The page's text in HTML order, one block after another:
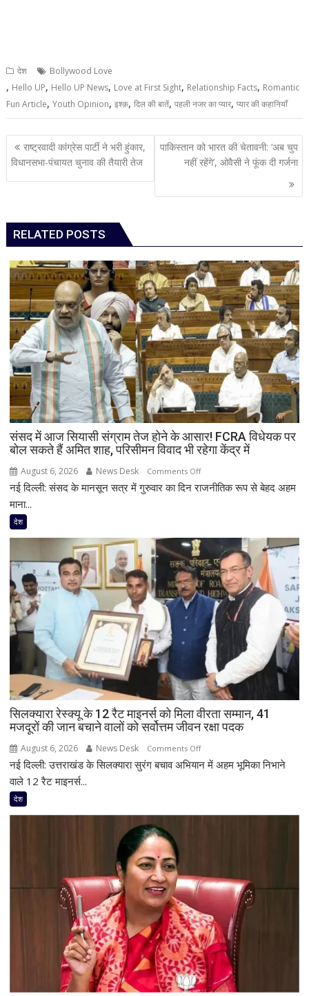
देश Bollywood Love
, Hello UP, Hello UP News, Love at First Sight, Relationship Facts, Romantic
Fun Article,Youth Opinion,इश्क़,दिल की बातें,पहली नजर का प्यार,प्यार की कहानियाँ
Post
navigation
राष्ट्रवादी कांग्रेस पार्टी ने भरी हुंकार,
विधानसभा-पंचायत चुनाव की तैयारी तेज
पाकिस्तान को भारत की चेतावनी: ‘अब चुप
नहीं रहेंगे’, ओवैसी ने फूंक दी गर्जना
RELATED POSTS
संसद में आज सियासी संग्राम तेज होने के आसार! FCRA विधेयक पर
बोल सकते हैं अमित शाह, परिसीमन विवाद भी रहेगा केंद्र में
August 6, 2026 News Desk Comments Offon
संसद
संग्राम
तेज
होने
के
आसार!
FCRA
विधेयक
पर
बोल
सकते
हैं
अमित
शाह,
परिसीमन
विवाद
नई दिल्ली: संसद के मानसून सत्र में गुरुवार का दिन राजनीतिक रूप से बेहद अहम
माना...
देश
सिलक्यारा रेस्क्यू के 12 रैट माइनर्स को मिला वीरता सम्मान, 41
मजदूरों की जान बचाने वालों को सर्वोत्तम जीवन रक्षा पदक
August 6, 2026 News Desk Comments Offon
सिलक्यारा
वीरता
सम्मान,
41
मजदूरों
की
जान
बचाने
वालों
नई दिल्ली: उत्तराखंड के सिलक्यारा सुरंग बचाव अभियान में अहम भूमिका निभाने
वाले 12 रैट माइनर्स...
देश